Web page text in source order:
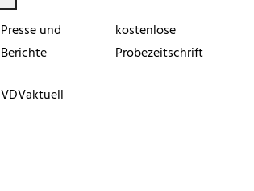
Presse und
Berichte
VDVaktuell
kostenlose
Probezeitschrift